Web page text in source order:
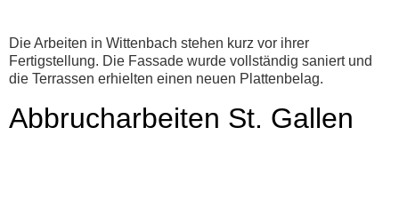
Die Arbeiten in Wittenbach stehen kurz vor ihrer
Fertigstellung. Die Fassade wurde vollständig saniert und
die Terrassen erhielten einen neuen Plattenbelag.
Abbrucharbeiten St. Gallen